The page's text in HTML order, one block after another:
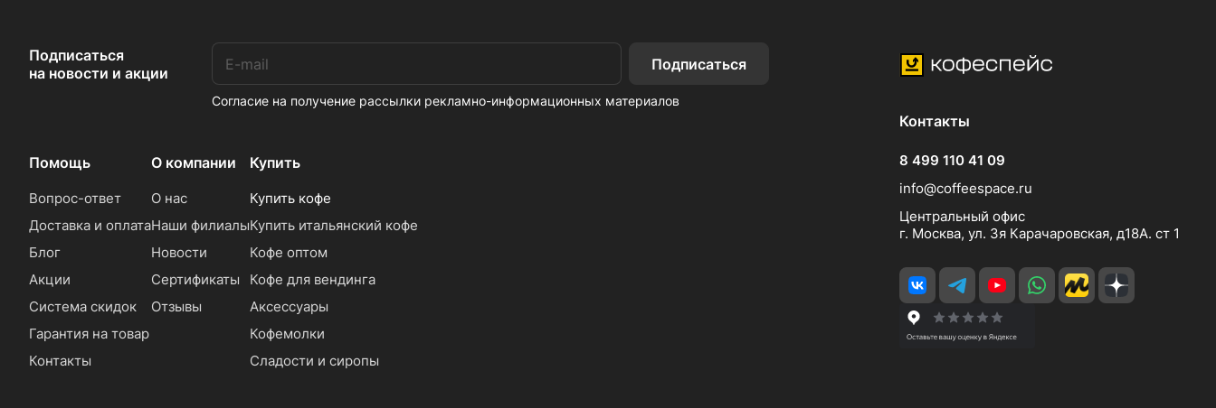
Подписаться
на новости и акции
Подписаться
Согласие на получение рассылки рекламно-информационных материалов
Помощь
Вопрос-ответ
Доставка и оплата
Блог
Акции
Система скидок
Гарантия на товар
Контакты
О компании
О нас
Наши филиалы
Новости
Сертификаты
Отзывы
Купить
Купить кофе
Купить итальянский кофе
Кофе оптом
Кофе для вендинга
Аксессуары
Кофемолки
Сладости и сиропы
Контакты
8 499 110 41 09
info@coffeespace.ru
Центральный офис
г. Москва, ул. 3я Карачаровская, д18А. ст 1